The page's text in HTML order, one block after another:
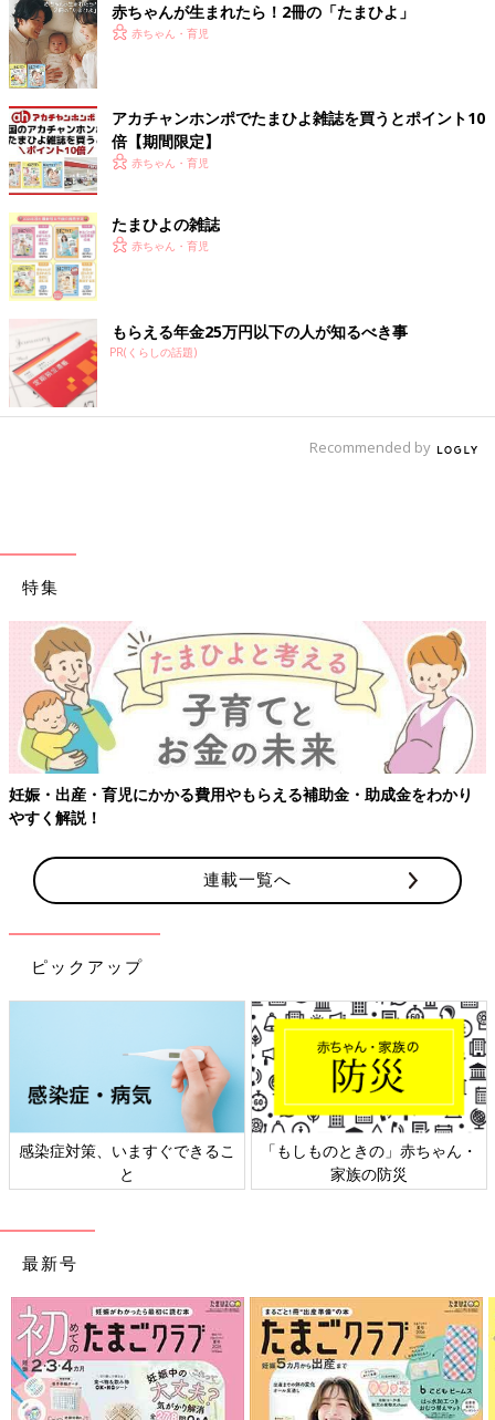
赤ちゃんが生まれたら！2冊の「たまひよ」
赤ちゃん・育児
アカチャンホンポでたまひよ雑誌を買うとポイント10
倍【期間限定】
赤ちゃん・育児
たまひよの雑誌
赤ちゃん・育児
もらえる年金25万円以下の人が知るべき事
PR(くらしの話題)
Recommended by
特集
妊娠・出産・育児にかかる費用やもらえる補助金・助成金をわかり
やすく解説！
連載一覧へ
ピックアップ
感染症対策、いますぐできるこ
と
「もしものときの」赤ちゃん・
家族の防災
最新号